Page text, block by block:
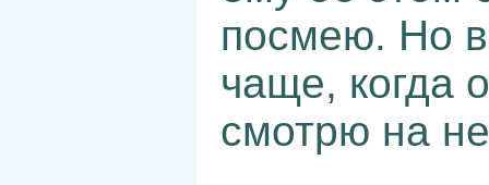
посмею. Но
чаще, когда
смотрю на